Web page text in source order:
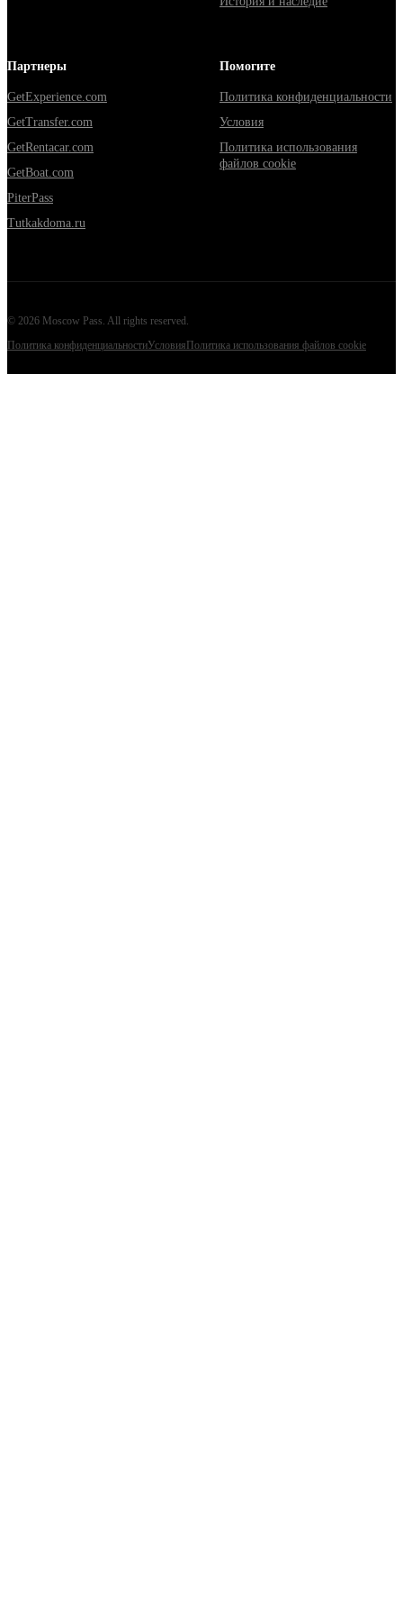
Партнеры
GetExperience.com
GetTransfer.com
GetRentacar.com
GetBoat.com
PiterPass
Tutkakdoma.ru
Помогите
Политика конфиденциальности
Условия
Политика использования
файлов cookie
© 2026 Moscow Pass. All rights reserved.
Политика конфиденциальностиУсловия Политика использования файлов cookie